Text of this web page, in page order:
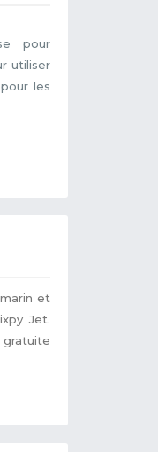
pour
utiliser
les
et
Jet.